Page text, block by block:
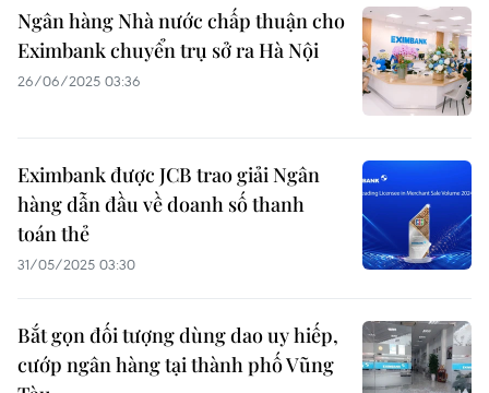
Ngân hàng Nhà nước chấp thuận cho
Eximbank chuyển trụ sở ra Hà Nội
26/06/2025 03:36
Eximbank được JCB trao giải Ngân
hàng dẫn đầu về doanh số thanh
toán thẻ
31/05/2025 03:30
Bắt gọn đối tượng dùng dao uy hiếp,
cướp ngân hàng tại thành phố Vũng